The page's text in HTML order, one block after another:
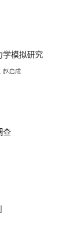
学模拟研究
, 赵启成
查